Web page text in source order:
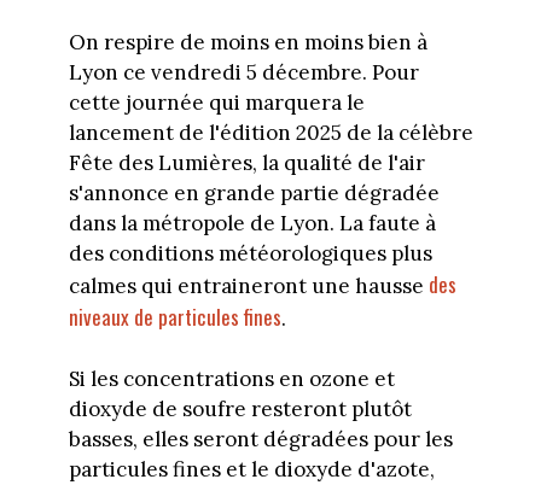
On respire de moins en moins bien à
Lyon ce vendredi 5 décembre. Pour
cette journée qui marquera le
lancement de l'édition 2025 de la célèbre
Fête des Lumières, la qualité de l'air
s'annonce en grande partie dégradée
dans la métropole de Lyon. La faute à
des conditions météorologiques plus
calmes qui entraineront une hausse des
niveaux de particules fines.
Si les concentrations en ozone et
dioxyde de soufre resteront plutôt
basses, elles seront dégradées pour les
particules fines et le dioxyde d'azote,